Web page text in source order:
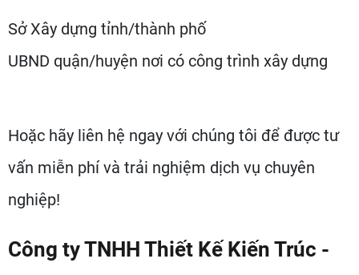
Sở Xây dựng tỉnh/thành phố
UBND quận/huyện nơi có công trình xây dựng
Hoặc hãy liên hệ ngay với chúng tôi để được tư
vấn miễn phí và trải nghiệm dịch vụ chuyên
nghiệp!
Công ty TNHH Thiết Kế Kiến Trúc -